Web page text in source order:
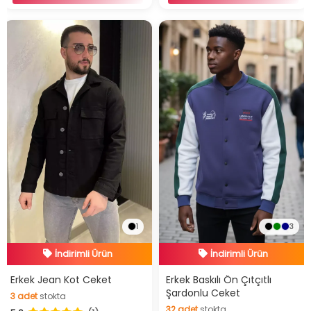
1
İndirimli Ürün
Hızlı Teslimat
İndirimli Ürün
Erkek Jean Kot Ceket
3adetstokta
3
İndirimli Ürün
Hızlı Teslimat
İndirimli Ürün
Erkek Baskılı Ön Çıtçıtlı
Şardonlu Ceket